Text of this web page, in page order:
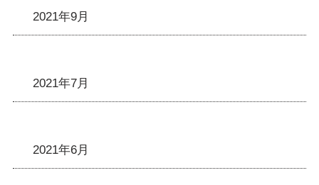
2021年9月
2021年7月
2021年6月